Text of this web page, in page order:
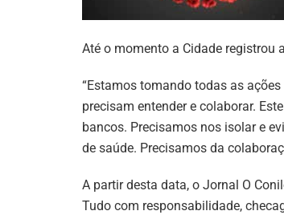
Até o momento a Cidade registrou
“Estamos tomando todas as
precisam entender e colaborar.
bancos. Precisamos nos isolar e
de saúde. Precisamos da
A partir desta data, o Jornal O
Tudo com responsabilidade,